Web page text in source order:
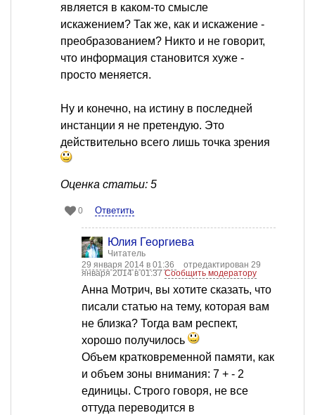
является в каком-то смысле
искажением? Так же, как и искажение -
преобразованием? Никто и не говорит,
что информация становится хуже -
просто меняется.
Ну и конечно, на истину в последней
инстанции я не претендую. Это
действительно всего лишь точка зрения
Оценка статьи: 5
0 Ответить
Юлия Георгиева
Читатель
29 января 2014 в 01:36
отредактирован 29
января 2014 в 01:37Сообщить модератору
Анна Мотрич, вы хотите сказать, что
писали статью на тему, которая вам
не близка? Тогда вам респект,
хорошо получилось
Объем кратковременной памяти, как
и объем зоны внимания: 7 + - 2
единицы. Строго говоря, не все
оттуда переводится в